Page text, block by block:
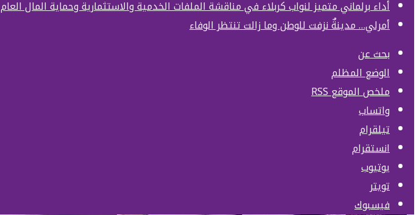
أداء برلماني متميز لنواب كربلاء في مناقشة الملفات الخدمية والاستثمارية وحماية المال العام
أمرلي… مدينةٌ نزفت للوطن وما زالت تنتظر الوفاء
بحث عن
الوضع المظلم
ملخص الموقع RSS
واتساب
تيلقرام
انستقرام
يوتيوب
تويتر
فيسبوك